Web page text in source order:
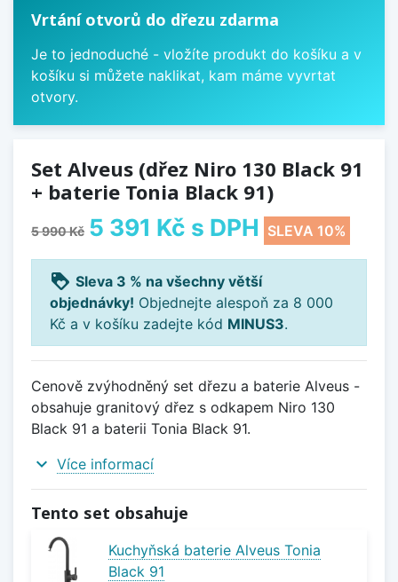
Vrtání otvorů do dřezu zdarma
Je to jednoduché - vložíte produkt do košíku a v
košíku si můžete naklikat, kam máme vyvrtat
otvory.
Set Alveus (dřez Niro 130 Black 91
+ baterie Tonia Black 91)
5 990 Kč 5 391 Kč s DPH SLEVA 10%
loyalty Sleva 3 % na všechny větší
objednávky! Objednejte alespoň za 8 000
Kč a v košíku zadejte kód MINUS3.
Cenově zvýhodněný set dřezu a baterie Alveus -
obsahuje granitový dřez s odkapem Niro 130
Black 91 a baterii Tonia Black 91.
expand_more Více informací
Tento set obsahuje
Kuchyňská baterie Alveus Tonia
Black 91